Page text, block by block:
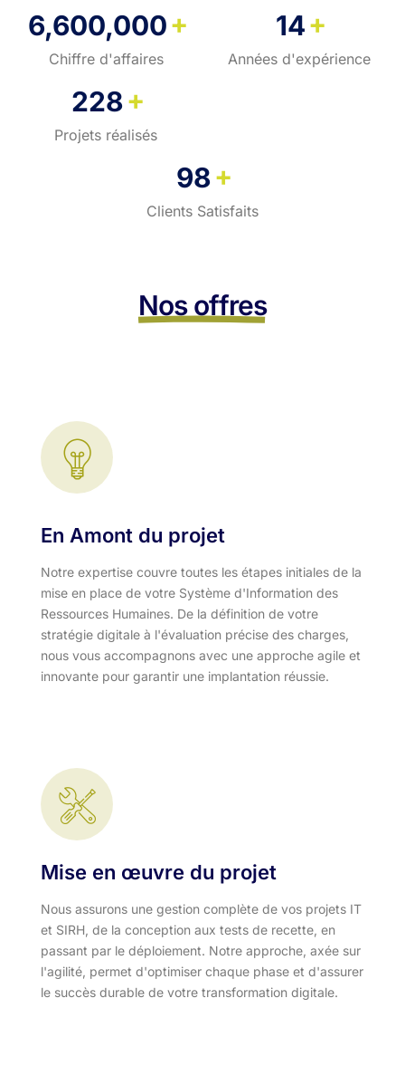
6,600,000+
Chiffre d'affaires
14+
Années d'expérience
228+
Projets réalisés
98+
Clients Satisfaits
Nos offres
En Amont du projet
Notre expertise couvre toutes les étapes initiales de la
mise en place de votre Système d'Information des
Ressources Humaines. De la définition de votre
stratégie digitale à l'évaluation précise des charges,
nous vous accompagnons avec une approche agile et
innovante pour garantir une implantation réussie.
Mise en œuvre du projet
Nous assurons une gestion complète de vos projets IT
et SIRH, de la conception aux tests de recette, en
passant par le déploiement. Notre approche, axée sur
l'agilité, permet d'optimiser chaque phase et d'assurer
le succès durable de votre transformation digitale.